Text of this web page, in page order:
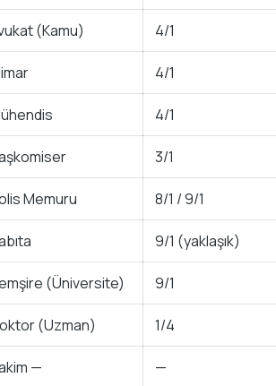
(Kamu) 4/1
4/1
4/1
3/1
Memuru 8/1 / 9/1
9/1 (yaklaşık)
(Üniversite) 9/1
(Uzman) 1/4
— —